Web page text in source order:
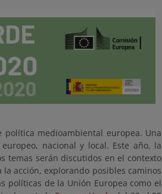
política medioambiental europea. Una
nacional y local. Este año, la
temas serán discutidos en el contexto
acción, explorando posibles caminos
políticas de la Unión Europea como el